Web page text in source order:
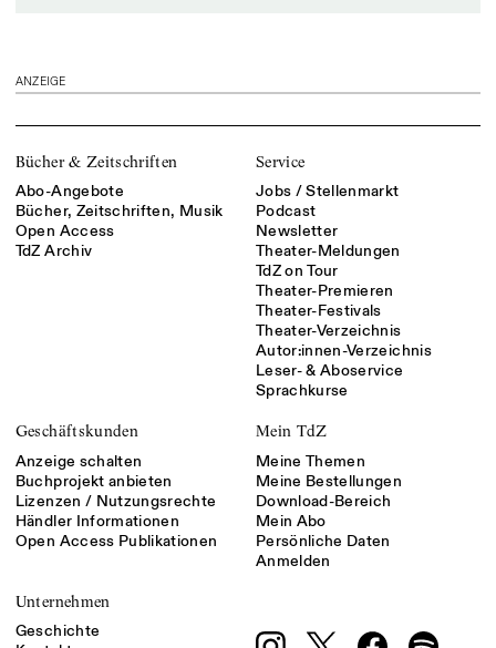
ANZEIGE
Bücher & Zeitschriften
Abo-Angebote
Bücher, Zeitschriften, Musik
Open Access
TdZ Archiv
Service
Jobs / Stellenmarkt
Podcast
Newsletter
Theater-Meldungen
TdZ on Tour
Theater-Premieren
Theater-Festivals
Theater-Verzeichnis
Autor:innen-Verzeichnis
Leser- & Aboservice
Sprachkurse
Geschäftskunden
Anzeige schalten
Buchprojekt anbieten
Lizenzen / Nutzungsrechte
Händler Informationen
Open Access Publikationen
Mein TdZ
Meine Themen
Meine Bestellungen
Download-Bereich
Mein Abo
Persönliche Daten
Anmelden
Unternehmen
Geschichte